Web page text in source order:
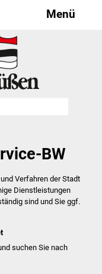
Menü
BW
Verfahren der Stadt
Dienstleistungen
sind und Sie ggf.
suchen Sie nach